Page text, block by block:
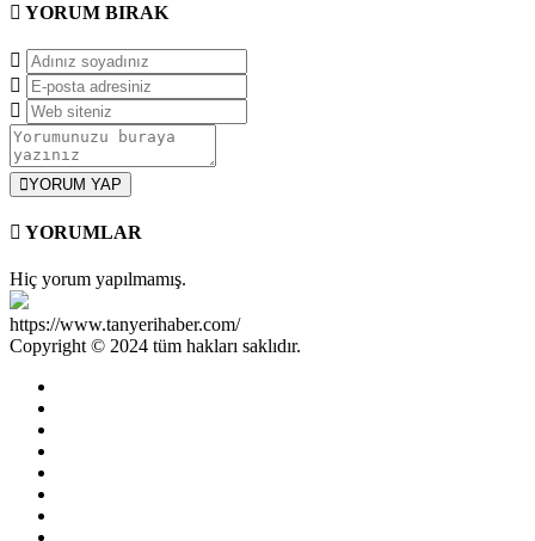
YORUM BIRAK
YORUM YAP
YORUMLAR
Hiç yorum yapılmamış.
https://www.tanyerihaber.com/
Copyright © 2024 tüm hakları saklıdır.